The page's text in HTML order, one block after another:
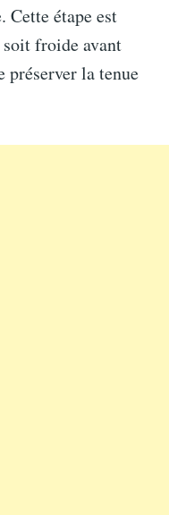
étape est
froide avant
préserver la tenue